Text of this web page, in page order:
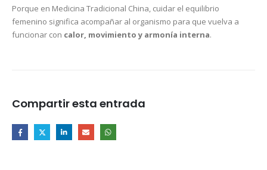
Porque en Medicina Tradicional China, cuidar el equilibrio
femenino significa acompañar al organismo para que vuelva a
funcionar con calor, movimiento y armonía interna.
Compartir esta entrada